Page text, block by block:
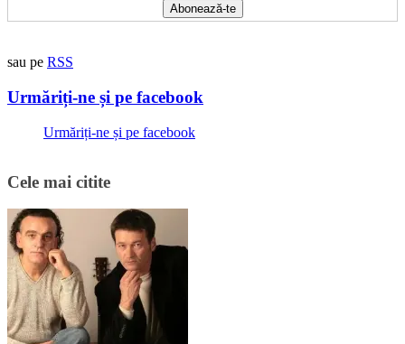
sau pe RSS
Urmăriți-ne și pe facebook
Urmăriți-ne și pe facebook
Cele mai citite